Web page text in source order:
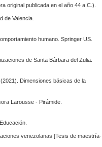
original publicada en el año 44 a.C.).
de Valencia.
humano. Springer US.
de Santa Bárbara del Zulia.
Dimensiones básicas de la
Larousse - Pirámide.
venezolanas [Tesis de maestría-